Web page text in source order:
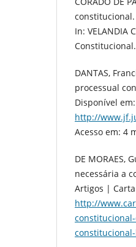
constitucional.
In: VELANDIA
DANTAS,
processual
Disponível em:
http://
Acesso em: 4
DE MORAES,
necessária a
Artigos |
http://